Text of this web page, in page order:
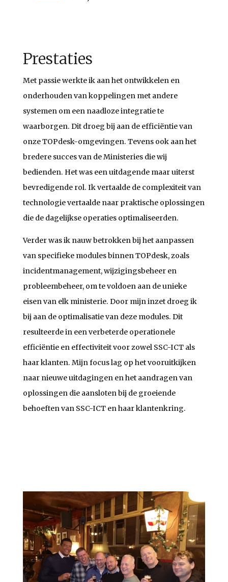
Prestaties
Met passie werkte ik aan het ontwikkelen en
onderhouden van koppelingen met andere
systemen om een naadloze integratie te
waarborgen. Dit droeg bij aan de efficiëntie van
onze TOPdesk-omgevingen. Tevens ook aan het
bredere succes van de Ministeries die wij
bedienden. Het was een uitdagende maar uiterst
bevredigende rol. Ik vertaalde de complexiteit van
technologie vertaalde naar praktische oplossingen
die de dagelijkse operaties optimaliseerden.
Verder was ik nauw betrokken bij het aanpassen
van specifieke modules binnen TOPdesk, zoals
incidentmanagement, wijzigingsbeheer en
probleembeheer, om te voldoen aan de unieke
eisen van elk ministerie. Door mijn inzet droeg ik
bij aan de optimalisatie van deze modules. Dit
resulteerde in een verbeterde operationele
efficiëntie en effectiviteit voor zowel SSC-ICT als
haar klanten. Mijn focus lag op het vooruitkijken
naar nieuwe uitdagingen en het aandragen van
oplossingen die aansloten bij de groeiende
behoeften van SSC-ICT en haar klantenkring.